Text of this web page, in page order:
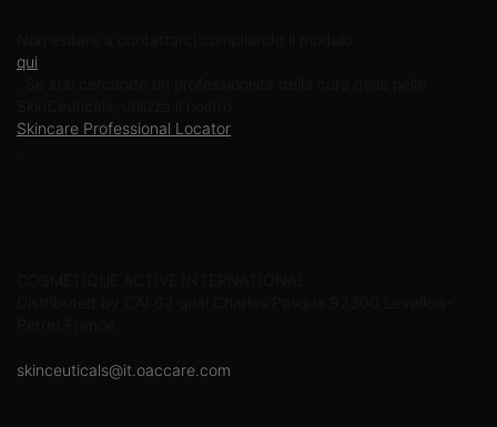
qui
Skincare Professional Locator
skinceuticals@it.oaccare.com